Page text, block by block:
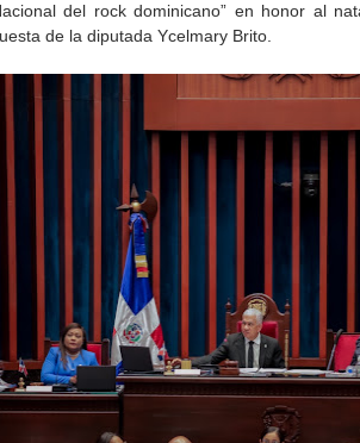
del rock dominicano” en honor al
de la diputada Ycelmary Brito.